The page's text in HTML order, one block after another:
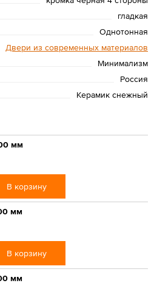
гладкая
Однотонная
Двери из современных материалов
Минимализм
Россия
Керамик снежный
мм
В корзину
мм
В корзину
мм